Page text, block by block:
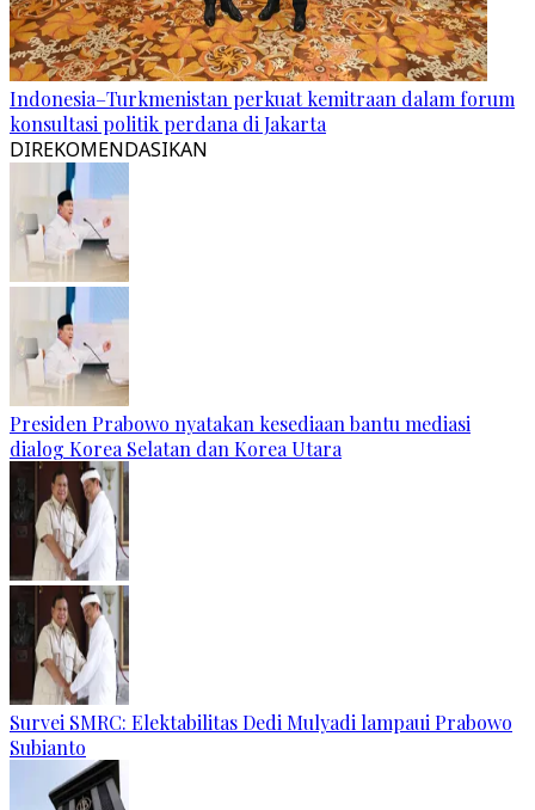
Indonesia–Turkmenistan perkuat kemitraan dalam forum
konsultasi politik perdana di Jakarta
DIREKOMENDASIKAN
Presiden Prabowo nyatakan kesediaan bantu mediasi
dialog Korea Selatan dan Korea Utara
Survei SMRC: Elektabilitas Dedi Mulyadi lampaui Prabowo
Subianto